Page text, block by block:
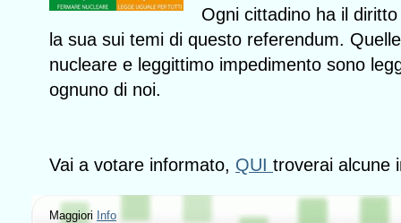
Ogni cittadino ha il
la sua sui temi di questo referendum.
nucleare e leggittimo impedimento sono
ognuno di noi.
Vai a votare informato, QUI troverai alcune
Maggiori Info